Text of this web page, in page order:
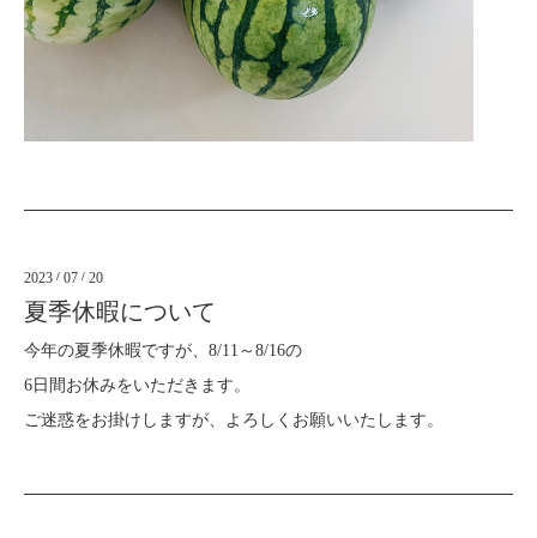
2023 / 07 / 20
夏季休暇について
今年の夏季休暇ですが、8/11～8/16の
6日間お休みをいただきます。
ご迷惑をお掛けしますが、よろしくお願いいたします。